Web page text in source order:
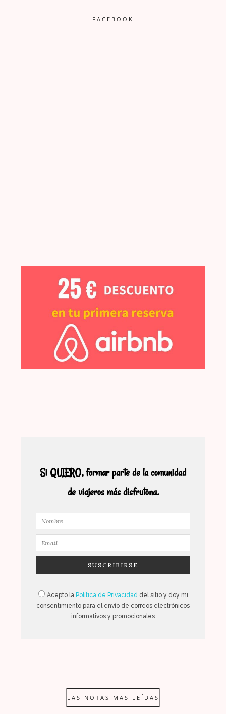
FACEBOOK
Si QUIERO, formar parte de la comunidad
de viajeros más disfrutona.
Acepto la Política de Privacidad del sitio y doy mi
consentimiento para el envío de correos electrónicos
informativos y promocionales
LAS NOTAS MAS LEÍDAS